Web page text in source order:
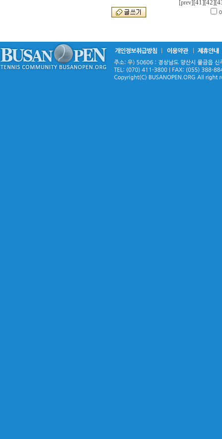
[prev] [41] [42]